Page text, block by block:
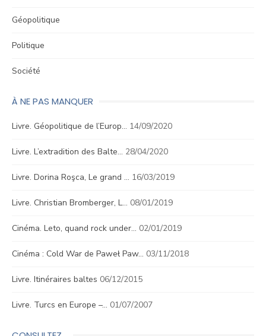
Géopolitique
Politique
Société
À NE PAS MANQUER
Livre. Géopolitique de l’Europ… 14/09/2020
Livre. L’extradition des Balte… 28/04/2020
Livre. Dorina Roşca, Le grand … 16/03/2019
Livre. Christian Bromberger, L… 08/01/2019
Cinéma. Leto, quand rock under… 02/01/2019
Cinéma : Cold War de Paweł Paw… 03/11/2018
Livre. Itinéraires baltes 06/12/2015
Livre. Turcs en Europe –… 01/07/2007